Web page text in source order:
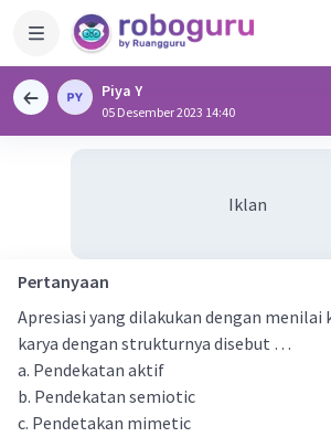
Piya Y
05 Desember 2023 14:40
Iklan
Pertanyaan
Apresiasi yang dilakukan dengan menilai
karya dengan strukturnya disebut …
a. Pendekatan aktif
b. Pendekatan semiotic
c. Pendetakan mimetic